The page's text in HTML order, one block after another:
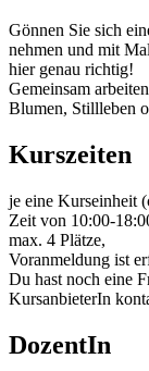
Gönnen Sie sich
nehmen und mit
hier genau richtig!
Gemeinsam
Blumen, Stillleben
Kurszeiten
je eine Kurseinheit
Zeit von 10:00-
max. 4 Plätze,
Voranmeldung ist
Du hast noch eine
KursanbieterIn
DozentIn